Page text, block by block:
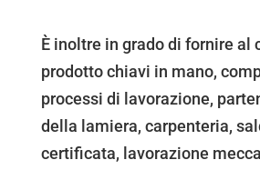
È inoltre in grado di fornire al
prodotto chiavi in mano,
processi di lavorazione,
della lamiera, carpenteria,
certificata, lavorazione